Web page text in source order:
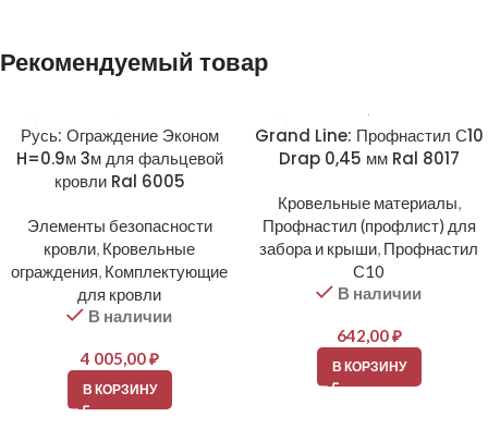
Рекомендуемый товар
Русь: Ограждение Эконом
H=0.9м 3м для фальцевой
кровли Ral 6005
Элементы безопасности
кровли, Кровельные
ограждения, Комплектующие
для кровли
В наличии
4 005,00₽
В КОРЗИНУ
Grand Line: Профнастил С10
Drap 0,45 мм Ral 8017
Кровельные материалы,
Профнастил (профлист) для
забора и крыши, Профнастил
С10
В наличии
642,00₽
В КОРЗИНУ